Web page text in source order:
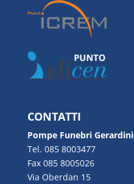
CONTATTI
Pompe Funebri Gerardini
Tel. 085 8003477
Fax 085 8005026
Via Oberdan 15